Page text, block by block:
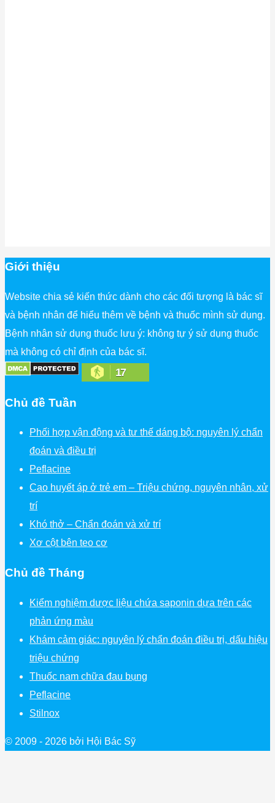
Giới thiệu
Website chia sẻ kiến thức dành cho các đối tượng là bác sĩ
và bệnh nhân để hiểu thêm về bệnh và thuốc mình sử dụng.
Bệnh nhân sử dụng thuốc lưu ý: không tự ý sử dụng thuốc
mà không có chỉ định của bác sĩ.
17
Chủ đề Tuần
Phối hợp vận động và tư thế dáng bộ: nguyên lý chẩn
đoán và điều trị
Peflacine
Cao huyết áp ở trẻ em – Triệu chứng, nguyên nhân, xử
trí
Khó thở – Chẩn đoán và xử trí
Xơ cột bên teo cơ
Chủ đề Tháng
Kiểm nghiệm dược liệu chứa saponin dựa trên các
phản ứng màu
Khám cảm giác: nguyên lý chẩn đoán điều trị, dấu hiệu
triệu chứng
Thuốc nam chữa đau bụng
Peflacine
Stilnox
© 2009 - 2026 bởi Hội Bác Sỹ